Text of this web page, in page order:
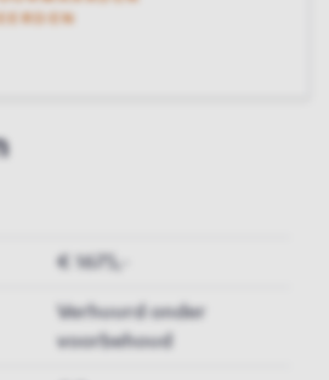
€ 1675,-
Verhuurd onder
voorbehoud